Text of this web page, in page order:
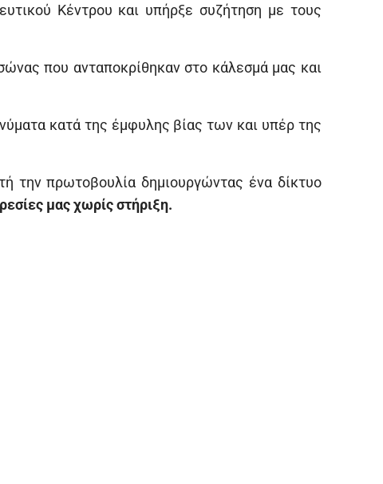
Κέντρου και υπήρξε συζήτηση με τους
που ανταποκρίθηκαν στο κάλεσμά μας και
κατά της έμφυλης βίας των και υπέρ της
την πρωτοβουλία δημιουργώντας ένα δίκτυο
μας χωρίς στήριξη.